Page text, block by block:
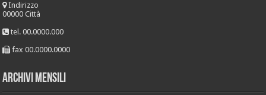
Indirizzo
00000 Città
tel. 00.0000.000
fax 00.0000.0000
Archivi mensili